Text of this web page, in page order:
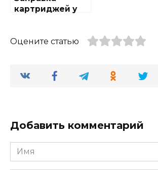
картриджей у
Оцените статью
Добавить комментарий
Имя